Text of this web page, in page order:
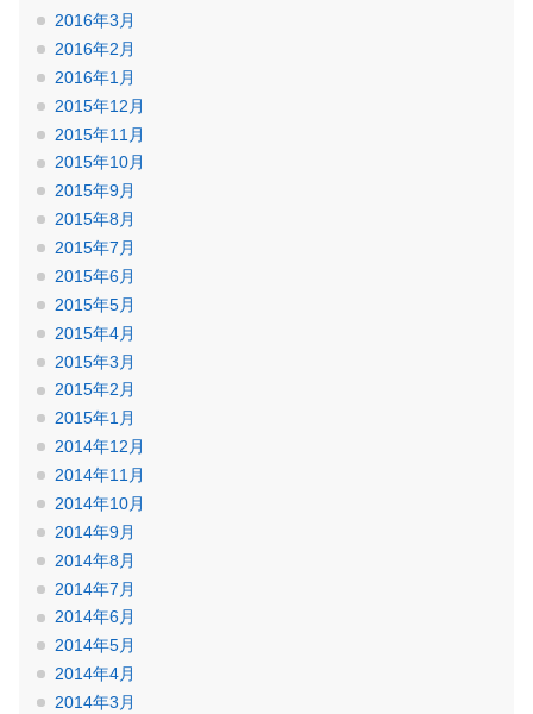
2016年3月
2016年2月
2016年1月
2015年12月
2015年11月
2015年10月
2015年9月
2015年8月
2015年7月
2015年6月
2015年5月
2015年4月
2015年3月
2015年2月
2015年1月
2014年12月
2014年11月
2014年10月
2014年9月
2014年8月
2014年7月
2014年6月
2014年5月
2014年4月
2014年3月